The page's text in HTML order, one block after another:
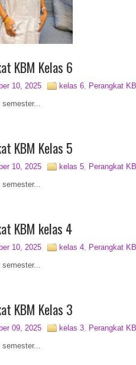
KBM Kelas 6
10, 2025 kelas 6, Perangkat
semester...
KBM Kelas 5
10, 2025 kelas 5, Perangkat
semester...
KBM kelas 4
10, 2025 kelas 4, Perangkat
semester...
KBM Kelas 3
09, 2025 kelas 3, Perangkat
semester...